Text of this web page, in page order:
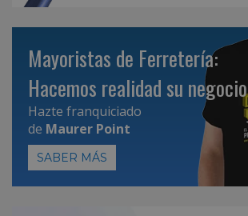
Mayoristas de Ferretería:
Hacemos realidad su negocio
Hazte franquiciado
de Maurer Point
SABER MÁS